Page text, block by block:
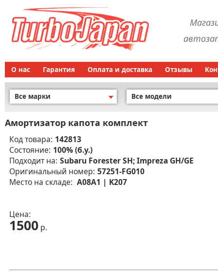
О нас Гарантия Оплата и доставка Отзывы
Все марки Все модели
Амортизатор капота комплект
Код товара: 142813
Состояние: 100% (б.у.)
Подходит на: Subaru Forester SH; Impreza GH/GE
Оригинальный номер: 57251-FG010
Место на складе: A08A1 | K207
Цена:
1500 р.